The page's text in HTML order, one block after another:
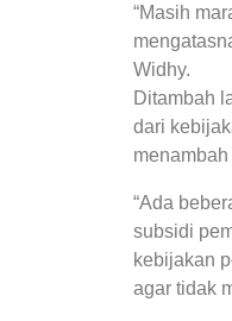
“Masih
Widhy.
Ditambah
dari
“Ada
subsidi
kebijakan
agar tidak